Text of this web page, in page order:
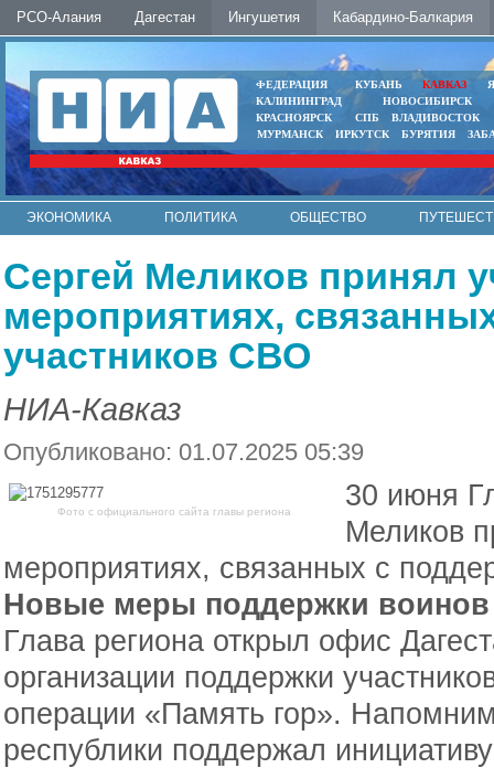
РСО-Алания Дагестан Ингушетия Кабардино-Балкария
ФЕДЕРАЦИЯ КУБАНЬ КАВКАЗ
КАЛИНИНГРАД
НОВОСИБИРСК
КРАСНОЯРСК
СПБ
ВЛАДИВОСТОК
МУРМАНСК
ИРКУТСК БУРЯТИЯ
ЭКОНОМИКА ПОЛИТИКА ОБЩЕСТВО
Сергей Меликов принял
мероприятиях,
участников СВО
НИА-Кавказ
Опубликовано: 01.07.2025 05:39
Фото с официального сайта главы региона
30 июня
Меликов
мероприятиях, связанных с
Новые меры поддержки воинов
Глава региона открыл офис
организации поддержки
операции «Память гор».
республики поддержал